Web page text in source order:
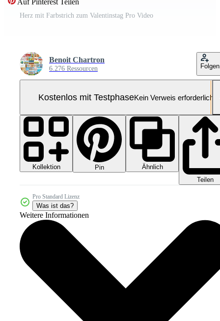
Auf Pinterest Teilen
Herz mit Farbstrich zum Valentinstag Pro Video
Benoit Chartron
6.276 Ressourcen Folgen
Kostenlos mit TestphaseKein Verweis erforderlich
Kollektion Pin
Ähnlich
Teilen
Pro Standard Lizenz
Was ist das?
Weitere Informationen